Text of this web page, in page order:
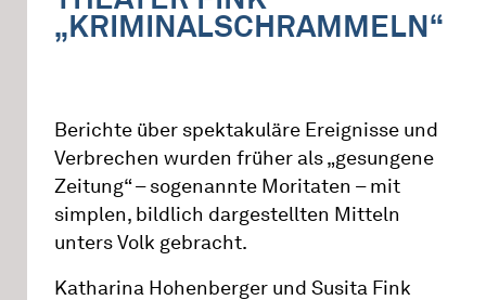
„KRIMINALSCHRAMMELN“
Berichte über spektakuläre Ereignisse und
Verbrechen wurden früher als „gesungene
Zeitung“ – sogenannte Moritaten – mit
simplen, bildlich dargestellten Mitteln
unters Volk gebracht.
Katharina Hohenberger und Susita Fink